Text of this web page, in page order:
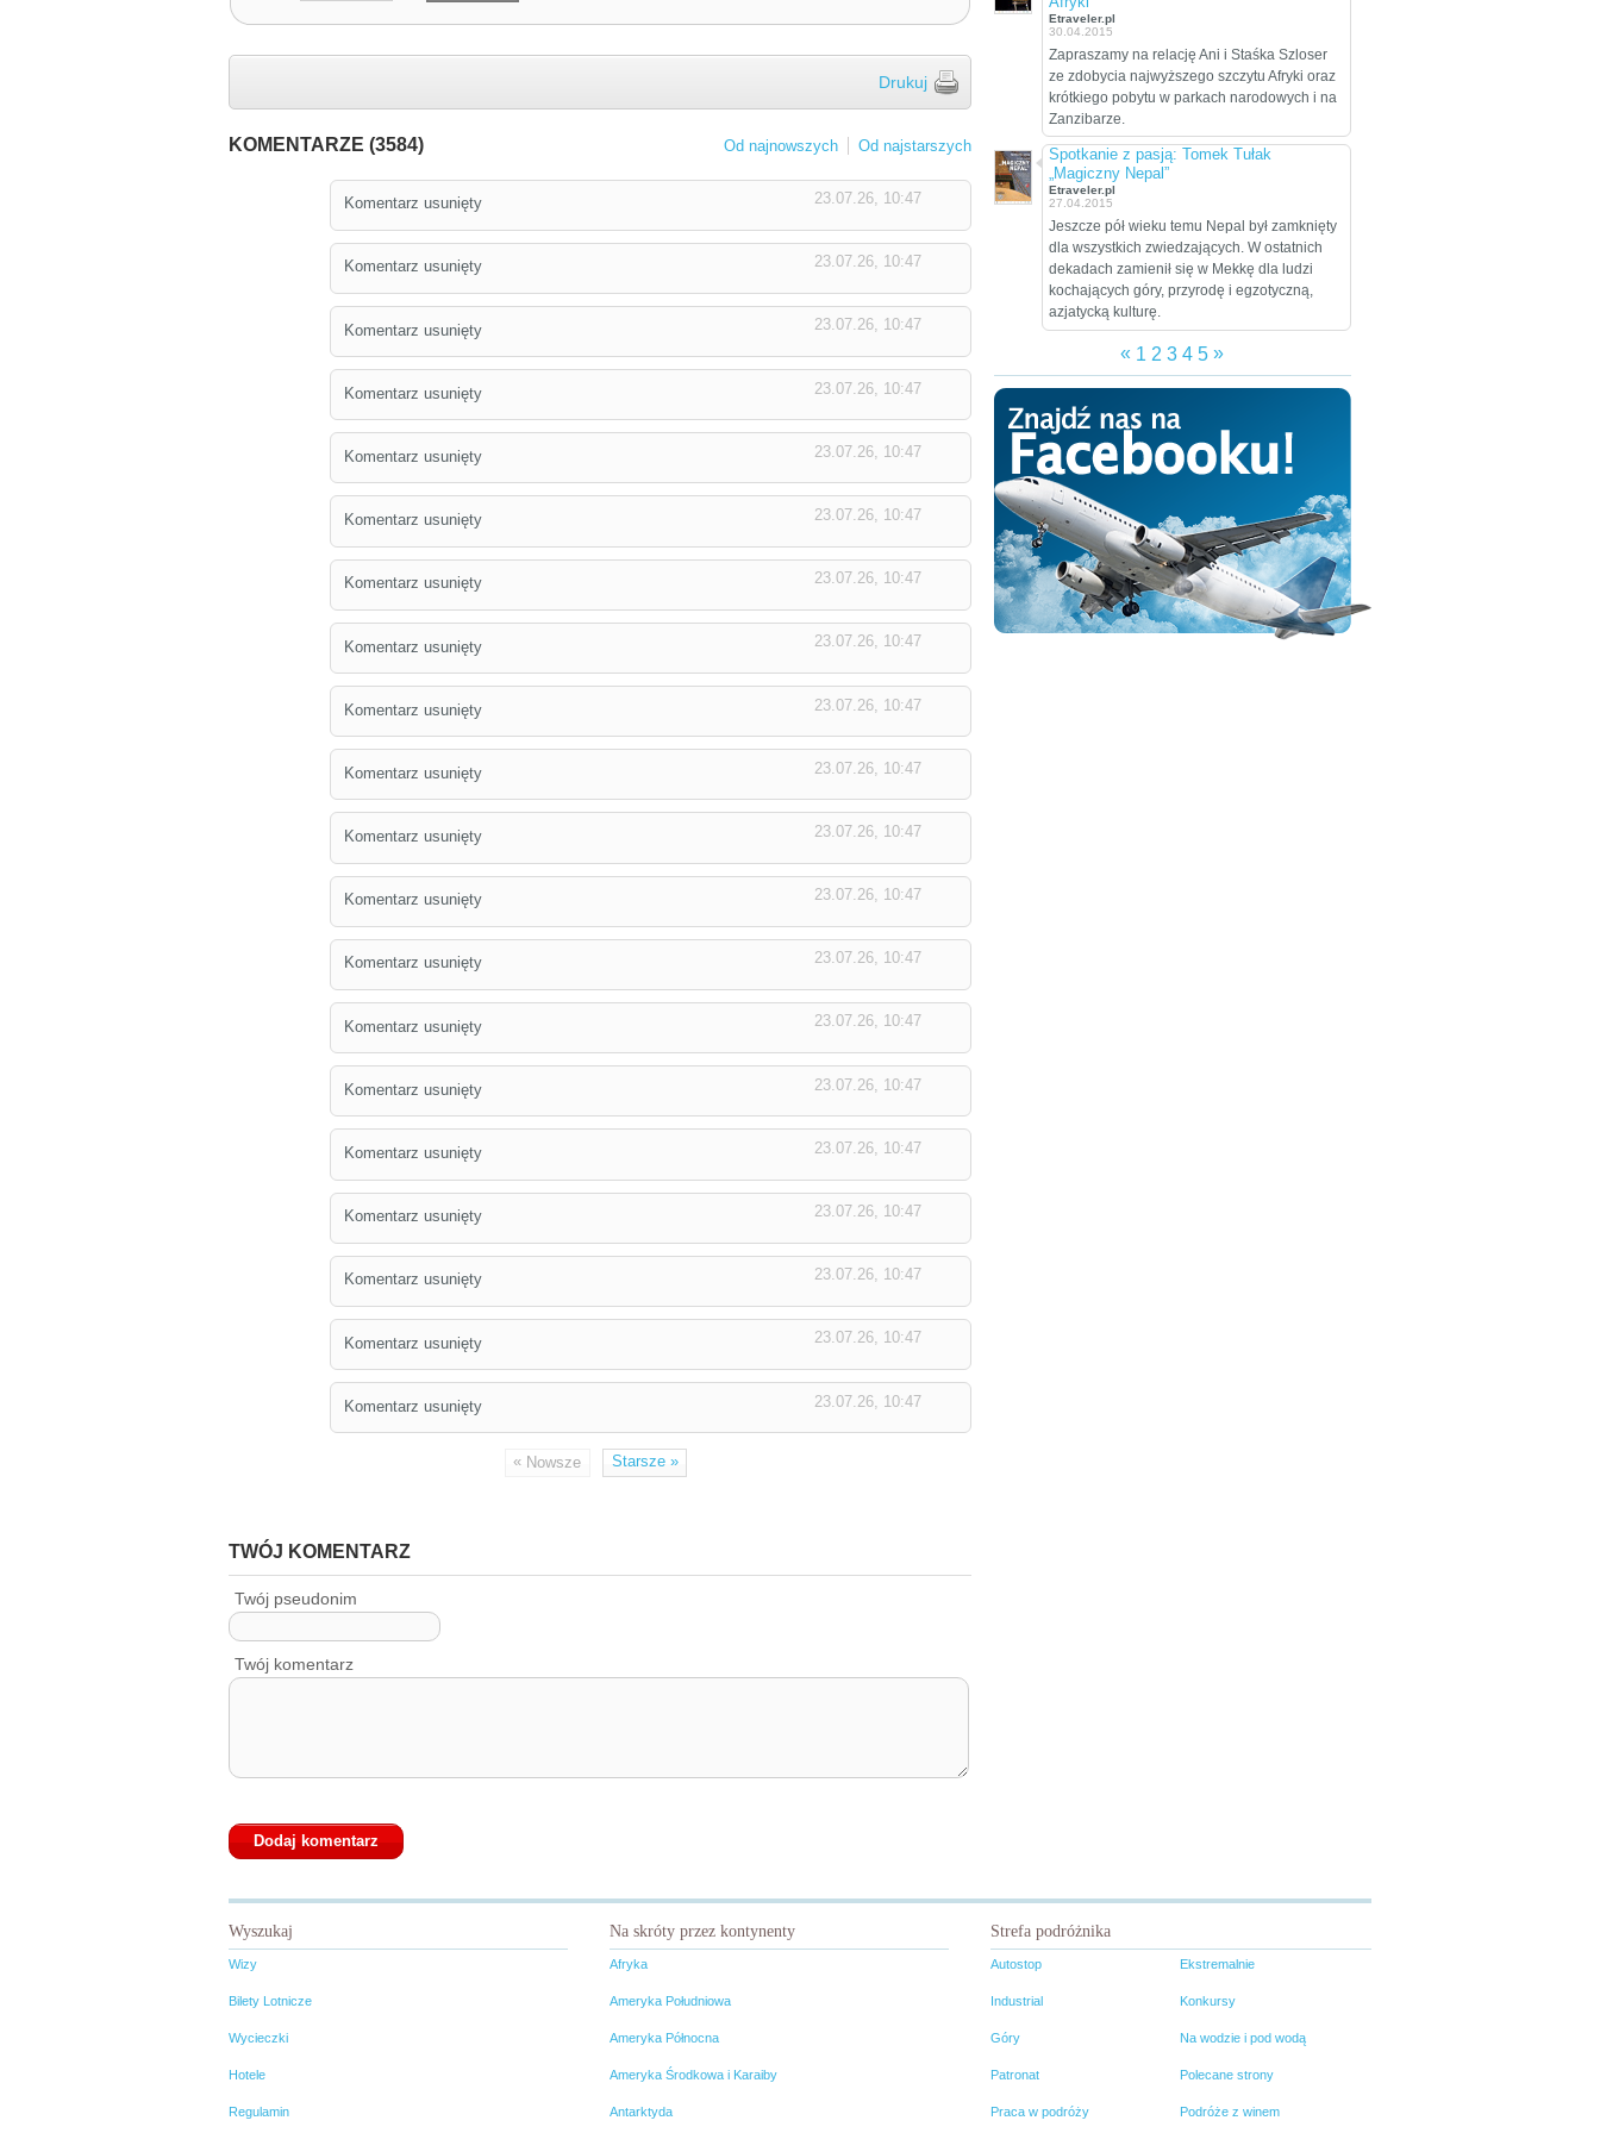
Drukuj
KOMENTARZE (3584) Od najnowszych Od najstarszych
23.07.26, 10:47
Komentarz usunięty
23.07.26, 10:47
Komentarz usunięty
23.07.26, 10:47
Komentarz usunięty
23.07.26, 10:47
Komentarz usunięty
23.07.26, 10:47
Komentarz usunięty
23.07.26, 10:47
Komentarz usunięty
23.07.26, 10:47
Komentarz usunięty
23.07.26, 10:47
Komentarz usunięty
23.07.26, 10:47
Komentarz usunięty
23.07.26, 10:47
Komentarz usunięty
23.07.26, 10:47
Komentarz usunięty
23.07.26, 10:47
Komentarz usunięty
23.07.26, 10:47
Komentarz usunięty
23.07.26, 10:47
Komentarz usunięty
23.07.26, 10:47
Komentarz usunięty
23.07.26, 10:47
Komentarz usunięty
23.07.26, 10:47
Komentarz usunięty
23.07.26, 10:47
Komentarz usunięty
23.07.26, 10:47
Komentarz usunięty
23.07.26, 10:47
Komentarz usunięty
« Nowsze Starsze»
TWÓJ KOMENTARZ
Twój pseudonim
Twój komentarz
zamierzają przejechać
wzdłuż i wszerz w
trakcie dwumiesięcznej
Etraveler.pl
30.04.2015
Zapraszamy na relację Ani i Staśka Szloser
ze zdobycia najwyższego szczytu Afryki oraz
krótkiego pobytu w parkach narodowych i na
Zanzibarze.
Spotkanie z pasją: Tomek Tułak
„Magiczny Nepal”
Etraveler.pl
27.04.2015
Jeszcze pół wieku temu Nepal był zamknięty
dla wszystkich zwiedzających. W ostatnich
dekadach zamienił się w Mekkę dla ludzi
kochających góry, przyrodę i egzotyczną,
azjatycką kulturę.
« 1 2 3 4 5 »
Wyszukaj
Wizy
Bilety Lotnicze
Wycieczki
Hotele
Regulamin
Na skróty przez kontynenty
Afryka
Ameryka Południowa
Ameryka Północna
Ameryka Środkowa i Karaiby
Antarktyda
Strefa podróżnika
Autostop Ekstremalnie
Industrial Konkursy
Góry Na wodzie i pod wodą
Patronat Polecane strony
Praca w podróży Podróże z winem